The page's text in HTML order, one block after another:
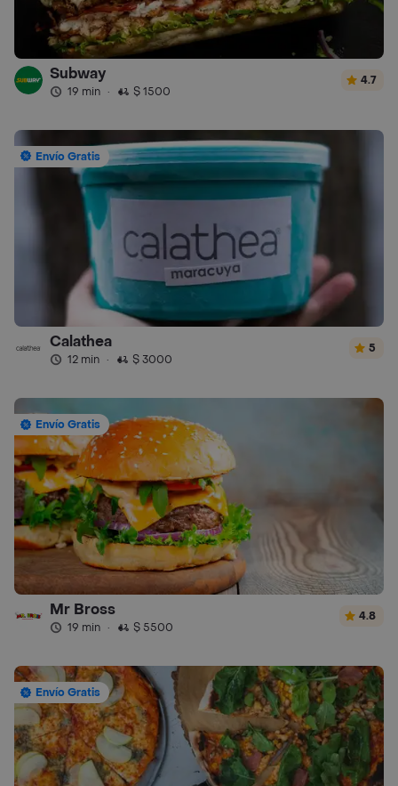
Subway
19 min · $ 1500
4.7
Envío Gratis
Calathea
12 min · $ 3000
5
Envío Gratis
Mr Bross
19 min · $ 5500
4.8
Envío Gratis